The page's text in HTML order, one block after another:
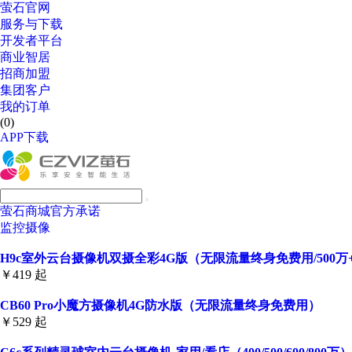
萤石官网
服务与下载
开发者平台
商业智居
招商加盟
集团客户
我的订单
(0)
APP下载
萤石商城官方承诺
监控摄像
H9c室外云台摄像机双摄全彩4G版（无限流量终身免费用/500万
￥419 起
CB60 Pro小魔方摄像机4G防水版（无限流量终身免费用）
￥529 起